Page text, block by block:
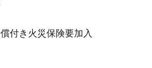
火災保険要加入